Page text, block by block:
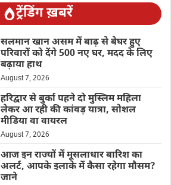
ट्रेंडिंग ख़बरें
सलमान खान असम में बाढ़ से बेघर हुए
परिवारों को देंगे 500 नए घर, मदद के लिए
बढ़ाया हाथ
August 7, 2026
हरिद्वार से बुर्का पहने दो मुस्लिम महिला
लेकर आ रही की कांवड़ यात्रा, सोशल
मीडिया वा वायरल
August 7, 2026
आज इन राज्यों में मूसलाधार बारिश का
अलर्ट, आपके इलाके में कैसा रहेगा मौसम?
जाने